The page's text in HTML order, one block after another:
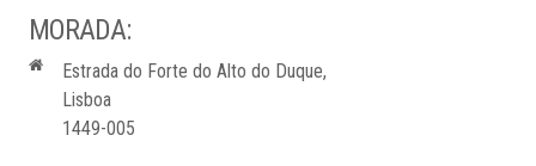
MORADA:
Estrada do Forte do Alto do Duque,
Lisboa
1449-005